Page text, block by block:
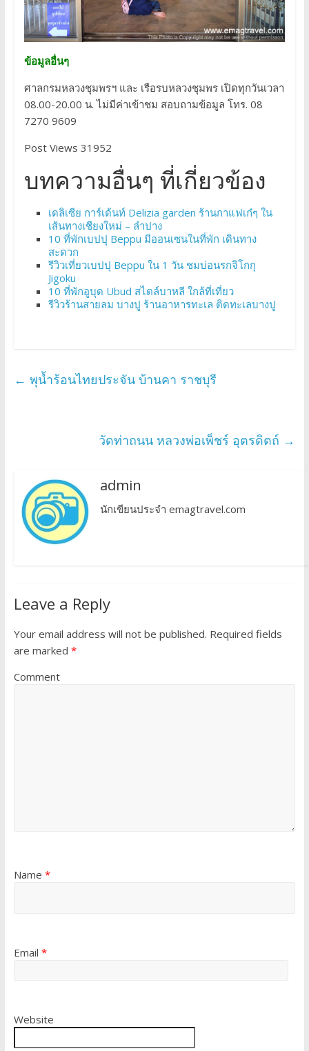
ข้อมูลอื่นๆ
ศาลกรมหลวงชุมพรฯ และ เรือรบหลวงชุมพร เปิดทุกวันเวลา
08.00-20.00 น. ไม่มีค่าเข้าชม สอบถามข้อมูล โทร. 08
7270 9609
Post Views 31952
บทความอื่นๆ ที่เกี่ยวข้อง
เดลิเซีย การ์เด้นท์ Delizia garden ร้านกาแฟเก๋ๆ ใน
เส้นทางเชียงใหม่ – ลำปาง
10 ที่พักเบปปุ Beppu มีออนเซนในที่พัก เดินทาง
สะดวก
รีวิวเที่ยวเบปปุ Beppu ใน 1 วัน ชมบ่อนรกจิโกกุ
Jigoku
10 ที่พักอูบุด Ubud สไตล์บาหลี ใกล้ที่เที่ยว
รีวิวร้านสายลม บางปู ร้านอาหารทะเล ติดทะเลบางปู
← พุน้ำร้อนไทยประจัน บ้านคา ราชบุรี
วัดท่าถนน หลวงพ่อเพ็ชร์ อุตรดิตถ์ →
admin
นักเขียนประจำ emagtravel.com
Leave a Reply
Your email address will not be published. Required fields
are marked *
Comment
Name *
Email *
Website